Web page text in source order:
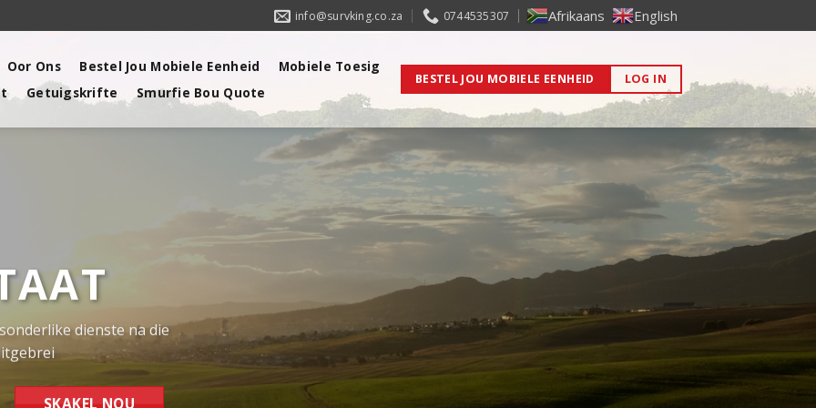
info@survking.co.za 0744535307 Afrikaans English
Oor Ons Bestel Jou Mobiele Eenheid
Mobiele Toesig
Getuigskrifte Smurfie Bou Quote
BESTEL JOU MOBIELE EENHEID LOG IN
AI